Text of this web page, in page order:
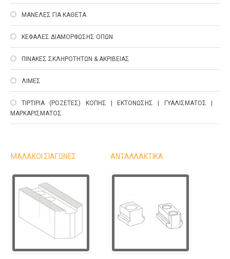
ΜΑΝΕΛΕΣ ΓΙΑ ΚΑΘΕΤΑ
ΚΕΦΑΛΕΣ ΔΙΑΜΟΡΦΩΣΗΣ ΟΠΩΝ
ΠΙΝΑΚΕΣ ΣΚΛΗΡΟΤΗΤΩΝ & ΑΚΡΙΒΕΙΑΣ
ΛΙΜΕΣ
ΤΙΡΤΙΡΙΑ (ΡΟΖΕΤΕΣ) ΚΟΠΗΣ | ΕΚΤΟΝΩΣΗΣ | ΓΥΑΛΙΣΜΑΤΟΣ |
ΜΑΡΚΑΡΙΣΜΑΤΟΣ
ΜΑΛΑΚΟΙ ΣΙΑΓΩΝΕΣ ΑΝΤΑΛΛΑΚΤΙΚΑ